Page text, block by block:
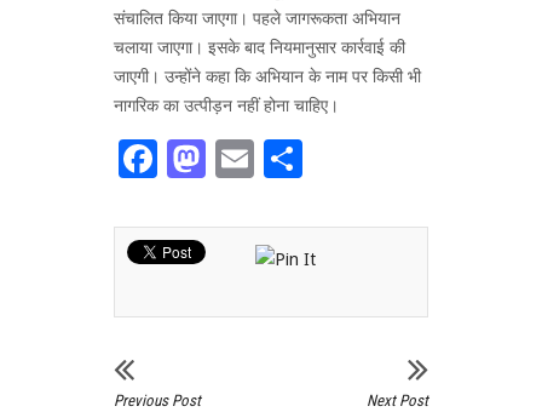
संचालित किया जाएगा। पहले जागरूकता अभियान
चलाया जाएगा। इसके बाद नियमानुसार कार्रवाई की
जाएगी। उन्होंने कहा कि अभियान के नाम पर किसी भी
नागरिक का उत्पीड़न नहीं होना चाहिए।
Facebook
Mastodon
Email
Previous Post Next Post